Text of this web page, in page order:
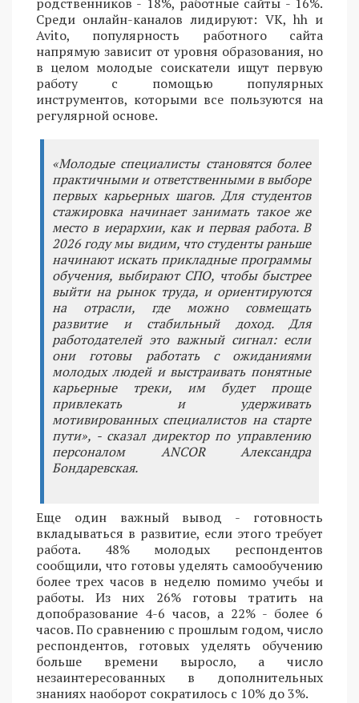
Среди онлайн-каналов лидируют: VK, hh и
Avito, популярность работного сайта
напрямую зависит от уровня образования, но
в целом молодые соискатели ищут первую
работу с помощью популярных
инструментов, которыми все пользуются на
регулярной основе.
«Молодые специалисты становятся более
практичными и ответственными в выборе
первых карьерных шагов. Для студентов
стажировка начинает занимать такое же
место в иерархии, как и первая работа. В
2026 году мы видим, что студенты раньше
начинают искать прикладные программы
обучения, выбирают СПО, чтобы быстрее
выйти на рынок труда, и ориентируются
на отрасли, где можно совмещать
развитие и стабильный доход. Для
работодателей это важный сигнал: если
они готовы работать с ожиданиями
молодых людей и выстраивать понятные
карьерные треки, им будет проще
привлекать и удерживать
мотивированных специалистов на старте
пути», - сказал директор по управлению
персоналом ANCOR Александра
Бондаревская.
Еще один важный вывод - готовность
вкладываться в развитие, если этого требует
работа. 48% молодых респондентов
сообщили, что готовы уделять самообучению
более трех часов в неделю помимо учебы и
работы. Из них 26% готовы тратить на
допобразование 4-6 часов, а 22% - более 6
часов. По сравнению с прошлым годом, число
респондентов, готовых уделять обучению
больше времени выросло, а число
незаинтересованных в дополнительных
знаниях наоборот сократилось с 10% до 3%.